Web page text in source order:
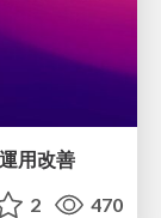
用改善
2 470